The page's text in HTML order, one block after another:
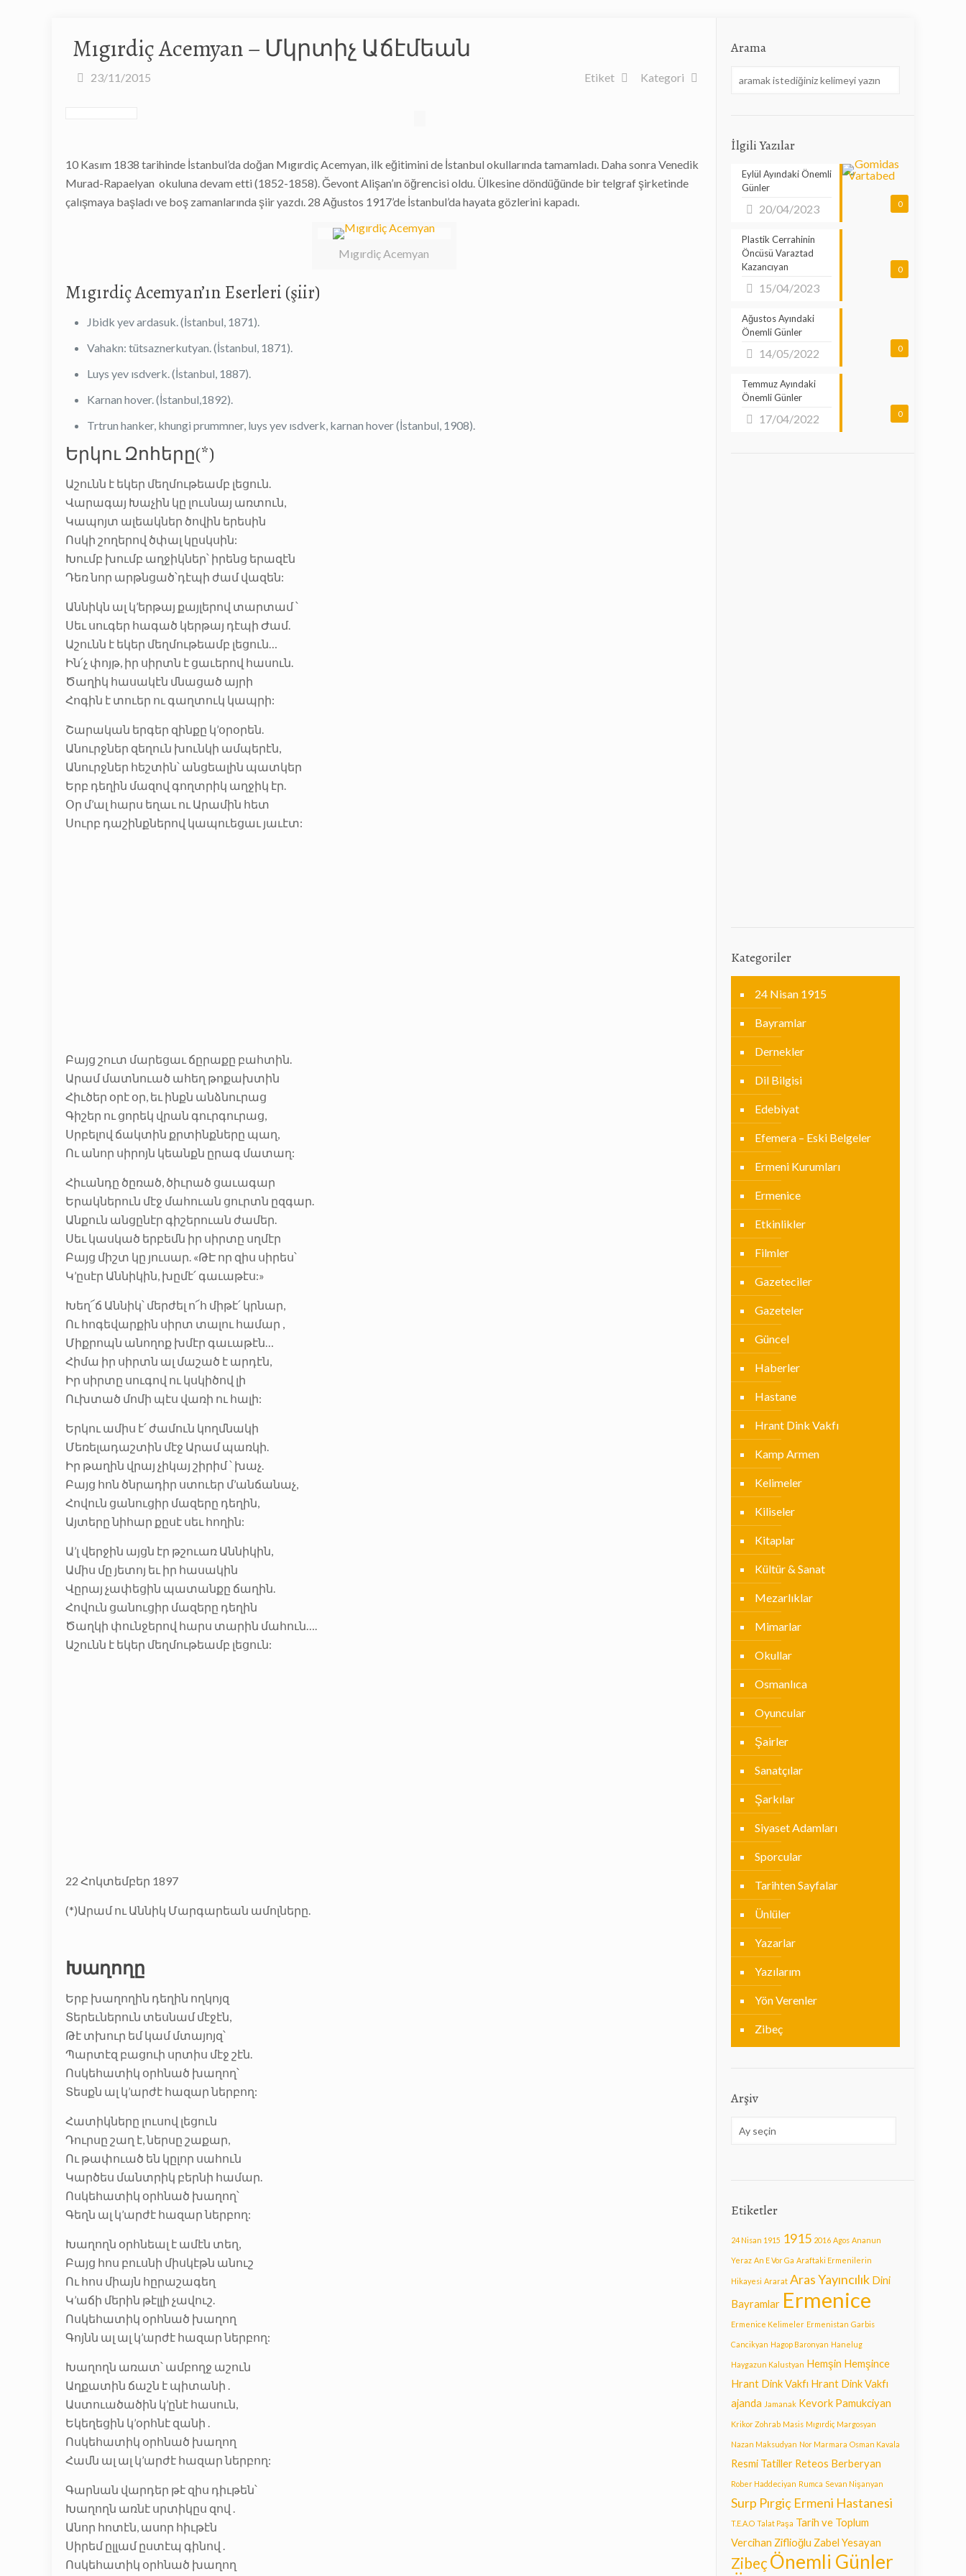
Mıgırdiç Acemyan – Մկրտիչ Աճէմեան
23/11/2015 Kategori
Etiket
10 Kasım 1838 tarihinde İstanbul’da doğan Mıgırdiç Acemyan, ilk eğitimini de İstanbul okullarında tamamladı. Daha sonra Venedik
Murad-Rapaelyan okuluna devam etti (1852-1858). Ğevont Alişan’ın öğrencisi oldu. Ülkesine döndüğünde bir telgraf şirketinde
çalışmaya başladı ve boş zamanlarında şiir yazdı. 28 Ağustos 1917’de İstanbul’da hayata gözlerini kapadı.
Mıgırdiç Acemyan
Mıgırdiç Acemyan’ın Eserleri (şiir)
Jbidk yev ardasuk. (İstanbul, 1871).
Vahakn: tütsaznerkutyan. (İstanbul, 1871).
Luys yev ısdverk. (İstanbul, 1887).
Karnan hover. (İstanbul,1892).
Trtrun hanker, khungi prummner, luys yev ısdverk, karnan hover (İstanbul, 1908).
Երկու Զոհերը(*)
Աշունն է եկեր մեղմութեամբ լեցուն.
Վարագայ Խաչին կը լուսնայ առտուն,
Կապոյտ ալեակներ ծովին երեսին
Ոսկի շողերով ծփալ կըսկսին:
Խումբ խումբ աղջիկներ՝ իրենց երազէն
Դեռ նոր արթնցած՝դէպի ժամ վազեն:
Աննիկն ալ կ’երթայ քայլերով տարտամ ՝
Սեւ սուգեր հագած կերթայ դէպի Ժամ.
Աշունն է եկեր մեղմութեամբ լեցուն…
Ին՛չ փոյթ, իր սիրտն է ցաւերով հասուն.
Ծաղիկ հասակէն մնացած այրի
Հոգին է տուեր ու գաղտուկ կապրի:
Շարական երգեր զինքը կ’օրօրեն.
Անուրջներ զեղուն խունկի ամպերէն,
Անուրջներ հեշտին՝ անցեալին պատկեր
Երբ դեղին մազով գողտրիկ աղջիկ էր.
Օր մ’ալ հարս եղաւ ու Արամին հետ
Սուրբ դաշինքներով կապուեցաւ յաւէտ:
Բայց շուտ մարեցաւ ճըրաքը բահտին.
Արամ մատնուած ահեղ թոքախտին
Հիւծեր օրէ օր, եւ ինքն անձնուրաց
Գիշեր ու ցորեկ վրան գուրգուրաց,
Սրբելով ճակտին քրտինքները պաղ,
Ու անոր սիրոյն կեանքն ըրագ մատաղ:
Հիւանդը ծըռած, ծիւրած ցաւագար
Երակներուն մէջ մահուան ցուրտն ըզգար.
Անքուն անցընէր գիշերուան ժամեր.
Սեւ կասկած երբեմն իր սիրտը սղմէր
Բայց միշտ կը յուսար. «ԹԷ որ զիս սիրես՝
Կ’ըսէր Աննիկին, խըմէ՛ գաւաթէս:»
Խեղ՜ճ Աննիկ՝ մերժել ո՜հ միթէ՛ կրնար,
Ու հոգեվարքին սիրտ տալու համար ,
Միքրոպն անողոք խմէր գաւաթէն…
Հիմա իր սիրտն ալ մաշած է արդէն,
Իր սիրտը սուգով ու կսկիծով լի
Ուխտած մոմի պէս վառի ու հալի:
Երկու ամիս է՛ ժամուն կողմնակի
Մեռելադաշտին մէջ Արամ պառկի.
Իր թաղին վրայ չիկայ շիրիմ ՝ խաչ.
Բայց հոն ծնրադիր ստուեր մ’անճանաչ,
Հովուն ցանուցիր մազերը դեղին,
Այտերը նիհար քըսէ սեւ հողին:
Ա’լ վերջին այցն էր թշուառ Աննիկին,
Ամիս մը յետոյ եւ իր հասակին
Վըրայ չափեցին պատանքը ճաղին.
Հովուն ցանուցիր մազերը դեղին
Ծաղկի փունջերով հարս տարին մահուն….
Աշունն է եկեր մեղմութեամբ լեցուն:
22 Հոկտեմբեր 1897
(*)Արամ ու Աննիկ Մարգարեան ամոլները.
Խաղողը
Երբ խաղողին դեղին ողկոյզ
Տերեւներուն տեսնամ մէջէն,
Թէ տխուր եմ կամ մտայոյզ՝
Պարտէզ բացուի սրտիս մէջ շէն.
Ոսկեհատիկ օրհնած խաղող՝
Տեսքն ալ կ’արժէ հազար ներբող:
Հատիկները լուսով լեցուն
Դուրսը շաղ է, ներսը շաքար,
Ու թափուած են կըլոր սահուն
Կարծես մանտրիկ բերնի համար.
Ոսկեհատիկ օրհնած խաղող՝
Գեղն ալ կ’արժէ հազար ներբող:
Խաղողն օրհնեալ է ամէն տեղ,
Բայց հոս բուսնի միսկէթն անուշ
Ու հոս միայն հըրաշագեղ
Կ’աճի մերին թէլլի չավուշ.
Ոսկեհատիկ օրհնած խաղող
Գոյնն ալ ալ կ’արժէ հազար ներբող:
Խաղողն առատ՝ ամբողջ աշուն
Աղքատին ճաշն է պիտանի .
Աստուածածին կ’ընէ հասուն,
Եկեղեցին կ’օրհնէ զանի .
Ոսկեհատիկ օրհնած խաղող
Համն ալ ալ կ’արժէ հազար ներբող:
Գարնան վարդեր թէ զիս դիւթեն՝
Խաղողն առնէ սրտիկըս զով .
Անոր հոտէն, ասոր հիւթէն
Սիրեմ ըլլամ ըստէպ գինով .
Ոսկեհատիկ օրհնած խաղող
Arama
İlgili Yazılar
0
Eylül Ayındaki Önemli
Günler
20/04/2023
0
Plastik Cerrahinin
Öncüsü Varaztad
Kazancıyan
15/04/2023
0
Ağustos Ayındaki
Önemli Günler
14/05/2022
0
Temmuz Ayındaki
Önemli Günler
17/04/2022
Kategoriler
24 Nisan 1915
Bayramlar
Dernekler
Dil Bilgisi
Edebiyat
Efemera – Eski Belgeler
Ermeni Kurumları
Ermenice
Etkinlikler
Filmler
Gazeteciler
Gazeteler
Güncel
Haberler
Hastane
Hrant Dink Vakfı
Kamp Armen
Kelimeler
Kiliseler
Kitaplar
Kültür & Sanat
Mezarlıklar
Mimarlar
Okullar
Osmanlıca
Oyuncular
Şairler
Sanatçılar
Şarkılar
Siyaset Adamları
Sporcular
Tarihten Sayfalar
Ünlüler
Yazarlar
Yazılarım
Yön Verenler
Zibeç
Arşiv
Arşiv
Etiketler
24 Nisan 1915 1915 2016 Agos Ananun
Yeraz An E Vor Ga Araftaki Ermenilerin
Hikayesi Ararat Aras Yayıncılık Dini
Bayramlar Ermenice
Ermenice Kelimeler Ermenistan Garbis
Cancikyan Hagop Baronyan Hanelug
Haygazun Kalustyan Hemşin Hemşince
Hrant Dink Vakfı Hrant Dink Vakfı
ajanda Jamanak Kevork Pamukciyan
Krikor Zohrab Masis Mıgırdiç Margosyan
Nazan Maksudyan Nor Marmara Osman Kavala
Resmi Tatiller Reteos Berberyan
Rober Haddeciyan Rumca Sevan Nişanyan
Surp Pırgiç Ermeni Hastanesi
T.E.A.O Talat Paşa Tarih ve Toplum
Vercihan Ziflioğlu Zabel Yesayan
ZibeçÖnemli Günler